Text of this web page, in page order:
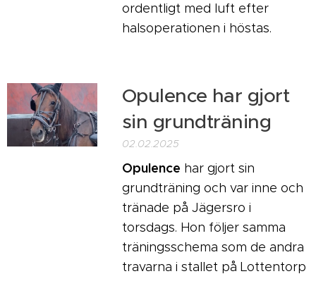
ordentligt med luft efter
halsoperationen i höstas.
Opulence har gjort
sin grundträning
02.02.2025
Opulence har gjort sin
grundträning och var inne och
tränade på Jägersro i
torsdags. Hon följer samma
träningsschema som de andra
travarna i stallet på Lottentorp